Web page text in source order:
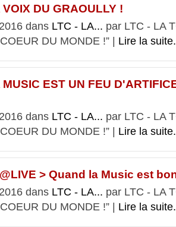
DU GRAOULLY !
dans LTC - LA... par LTC - LA
DU MONDE !” | Lire la
EST UN FEU
dans LTC - LA... par LTC - LA
DU MONDE !” | Lire la
> Quand la Music est
dans LTC - LA... par LTC - LA
DU MONDE !” | Lire la